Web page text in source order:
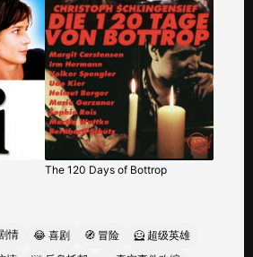
The 120 Days of Bottrop
情 😂 喜剧 🧭 冒险
🦸 超级英雄